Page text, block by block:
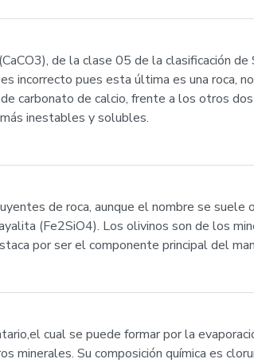
de la clase 05 de la clasificación
incorrecto pues esta última es una roca,
carbonato de calcio, frente a los otros
inestables y solubles.
de roca, aunque el nombre se suele
(Fe2SiO4). Los olivinos son de los
por ser el componente principal del
cual se puede formar por la
minerales. Su composición química es